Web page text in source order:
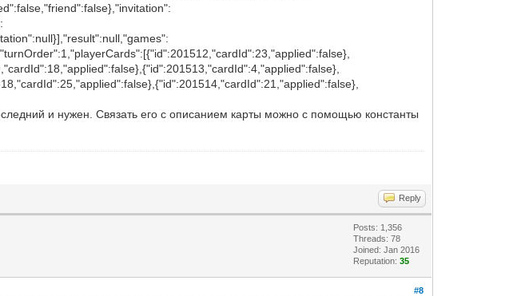
и нужен. Связать его с описанием карты можно с помощью константы
Reply
Posts: 1,356
Threads: 78
Joined: Jan 2016
Reputation:35
#8